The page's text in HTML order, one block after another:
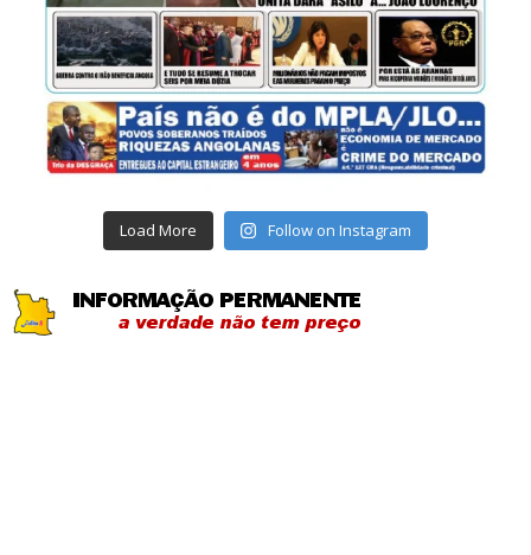
Load More Follow on Instagram